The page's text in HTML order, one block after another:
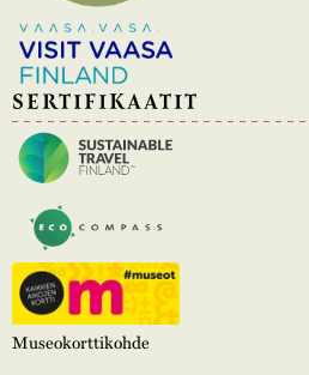
SERTIFIKAATIT
Museokorttikohde